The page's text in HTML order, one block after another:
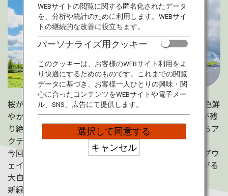
桜が散り、木々に若葉が芽生え始める5～7月。各地で色鮮
やかな緑が夏の始まりを伝えてくれます。少し涼しさが残
り絶景の宝庫の日本の初夏を、新緑の景色を眺めながらア
クティビティを通して堪能しませんか？
今回は北海道・山口県・宮崎県をご紹介。ボートやセグウ
ェイなどに乗って景色を眺めたり、丘の上から緑が広がる
大自然を楽しみましょう。
新緑が美しい日本の初夏があなたを待っています！
WEBサイトの閲覧に関する匿名化されたデータ
を、分析や統計のために利用します。WEBサイ
トの継続的な改善に役立ちます。
パーソナライズ用クッキー
このクッキーは、お客様のWEBサイト利用をよ
り快適にするためのものです。これまでの閲覧
データに基づき、お客様一人ひとりの興味・関
心に合ったコンテンツをWEBサイトや電子メー
ル、SNS、広告にて提供します。
選択して同意する
キャンセル